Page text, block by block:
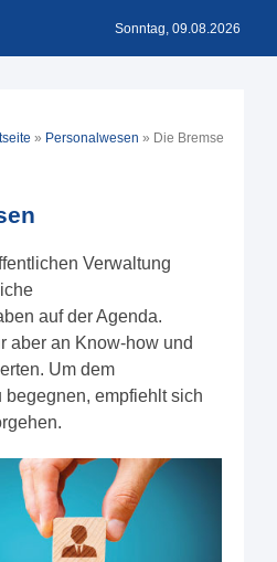
Sonntag, 09.08.2026
» Personalwesen » Die Bremse
Verwaltung
auf der Agenda.
aber an Know-how und
Um dem
begegnen, empfiehlt sich